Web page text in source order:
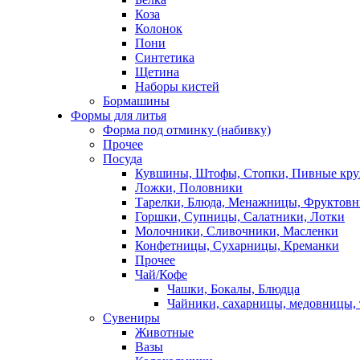
Коза
Колонок
Пони
Синтетика
Щетина
Наборы кистей
Бормашины
Формы для литья
Форма под отминку (набивку)
Прочее
Посуда
Кувшины, Штофы, Стопки, Пивные
Ложки, Половники
Тарелки, Блюда, Менажницы,
Горшки, Супницы, Салатники, Лотки
Молочники, Сливочники, Масленки
Конфетницы, Сухарницы, Креманки
Прочее
Чай/Кофе
Чашки, Бокалы, Блюдца
Чайники, сахарницы, медовницы,
Сувениры
Животные
Вазы